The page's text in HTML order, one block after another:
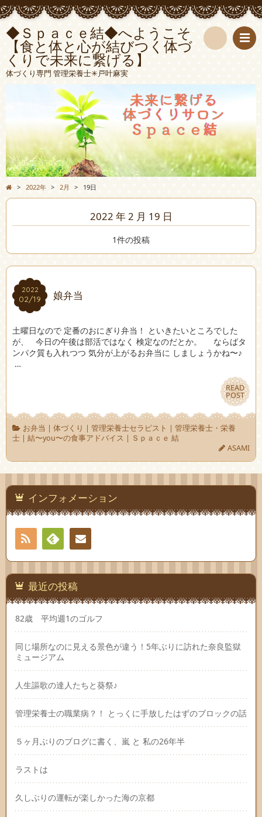
◆Ｓｐａｃｅ結◆へようこそ
【食と体と心が結びつく体づ
くりで未来に繋げる】
体づくり専門 管理栄養士✳︎戸叶麻実
索
> 2022年 > 2月 > 19日
2022 年 2 月 19 日
1件の投稿
2022
02/19
2022
02/19 娘弁当
土曜日なので 定番のおにぎり弁当！ といきたいところでした
が、 今日の午後は部活ではなく 検定なのだとか。 ならばタ
ンパク質も入れつつ 気分が上がるお弁当に しましょうかね〜♪
…
READ
POST
READ
POST
お弁当 | 体づくり | 管理栄養士セラピスト | 管理栄養士・栄養
士 | 結〜you〜の食事アドバイス | Ｓｐａｃｅ 結
ASAMI
インフォメーション
RSS
Feedly連絡
先
最近の投稿
82歳 平均週1のゴルフ
同じ場所なのに見える景色が違う！5年ぶりに訪れた奈良監獄
ミュージアム
人生謳歌の達人たちと葵祭♪
管理栄養士の職業病？！ とっくに手放したはずのブロックの話
５ヶ月ぶりのブログに書く、嵐 と 私の26年半
ラストは
久しぶりの運転が楽しかった海の京都